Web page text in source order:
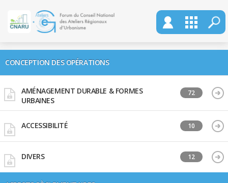
CONCEPTION DES OPÉRATIONS
AMÉNAGEMENT DURABLE & FORMES
URBAINES
72
ACCESSIBILITÉ 10
DIVERS 12